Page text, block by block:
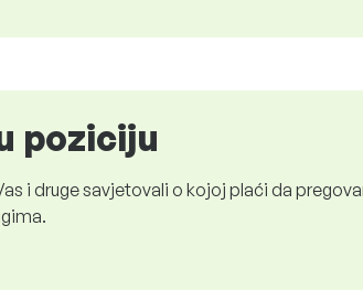
poziciju
i druge savjetovali o kojoj plaći da